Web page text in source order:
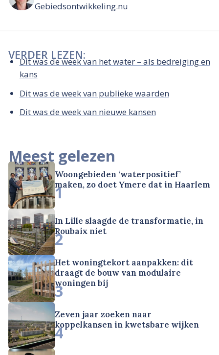
Gebiedsontwikkeling.nu
VERDER LEZEN:
Dit was de week van het water – als bedreiging en
kans
Dit was de week van publieke waarden
Dit was de week van nieuwe kansen
Meest gelezen
Woongebieden ‘waterpositief’
maken, zo doet Ymere dat in Haarlem
1
In Lille slaagde de transformatie, in
Roubaix niet
2
Het woningtekort aanpakken: dit
draagt de bouw van modulaire
woningen bij
3
Zeven jaar zoeken naar
koppelkansen in kwetsbare wijken
4